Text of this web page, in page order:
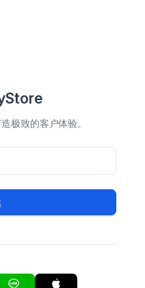
极致的客户体验。